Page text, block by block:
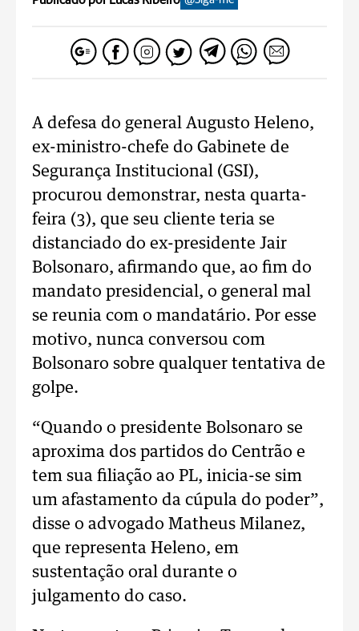
A defesa do general Augusto Heleno,
ex-ministro-chefe do Gabinete de
Segurança Institucional (GSI),
procurou demonstrar, nesta quarta-
feira (3), que seu cliente teria se
distanciado do ex-presidente Jair
Bolsonaro, afirmando que, ao fim do
mandato presidencial, o general mal
se reunia com o mandatário. Por esse
motivo, nunca conversou com
Bolsonaro sobre qualquer tentativa de
golpe.
“Quando o presidente Bolsonaro se
aproxima dos partidos do Centrão e
tem sua filiação ao PL, inicia-se sim
um afastamento da cúpula do poder”,
disse o advogado Matheus Milanez,
que representa Heleno, em
sustentação oral durante o
julgamento do caso.